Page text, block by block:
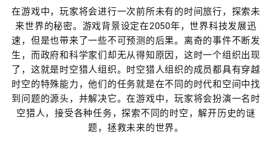
在游戏中，玩家将会进行一次前所未有的时间旅行，探索未
来世界的秘密。游戏背景设定在2050年，世界科技发展迅
速，但是也带来了一些不可预测的后果。离奇的事件不断发
生，而政府和科学家们却无从得知原因，这时一个组织出现
了，这就是时空猎人组织。时空猎人组织的成员都具有穿越
时空的特殊能力，他们的任务就是在不同的时代和空间中找
到问题的源头，并解决它。在游戏中，玩家将会扮演一名时
空猎人，接受各种任务，探索不同的时空，解开历史的谜
题，拯救未来的世界。